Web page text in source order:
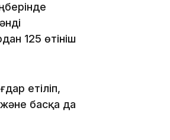
125 өтініш
етіліп,
басқа да